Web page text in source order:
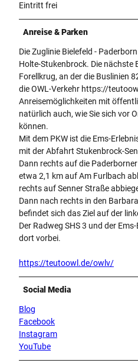
Eintritt frei
Anreise & Parken
Die Zuglinie Bielefeld -
Holte-Stukenbrock. Die nächste
Forellkrug, an der die Buslinien
die OWL-Verkehr https://
Anreisemöglichkeiten mit
natürlich auch, wie Sie sich vor
können.
Mit dem PKW ist die Ems-
mit der Abfahrt Stukenbrock-
Dann rechts auf die
etwa 2,1 km auf Am Furlbach
rechts auf Senner Straße
Dann nach rechts in den
befindet sich das Ziel auf der
Der Radweg SHS 3 und der
dort vorbei.
https://teutoowl.de/owlv/
Social Media
Blog
Facebook
Instagram
YouTube